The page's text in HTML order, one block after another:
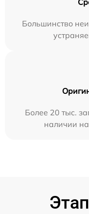
Большинство
Более 20 тыс.
наличии